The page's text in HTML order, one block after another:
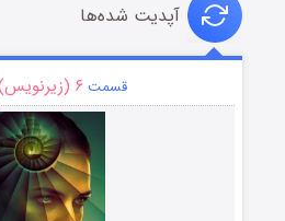
آپدیت شده‌ها
قسمت ۶ (زیرنویس)